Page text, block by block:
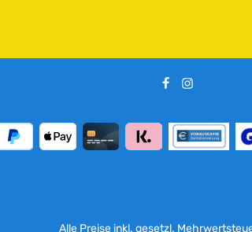
Alle Preise inkl. gesetzl.